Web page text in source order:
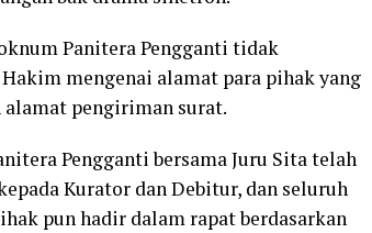
Panitera Pengganti tidak
mengenai alamat para pihak yang
pengiriman surat.
Pengganti bersama Juru Sita telah
Kurator dan Debitur, dan seluruh
pun hadir dalam rapat berdasarkan